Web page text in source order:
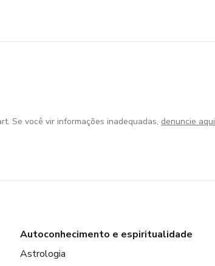
Se você vir informações inadequadas, denuncie aqui
Autoconhecimento e espiritualidade
Astrologia